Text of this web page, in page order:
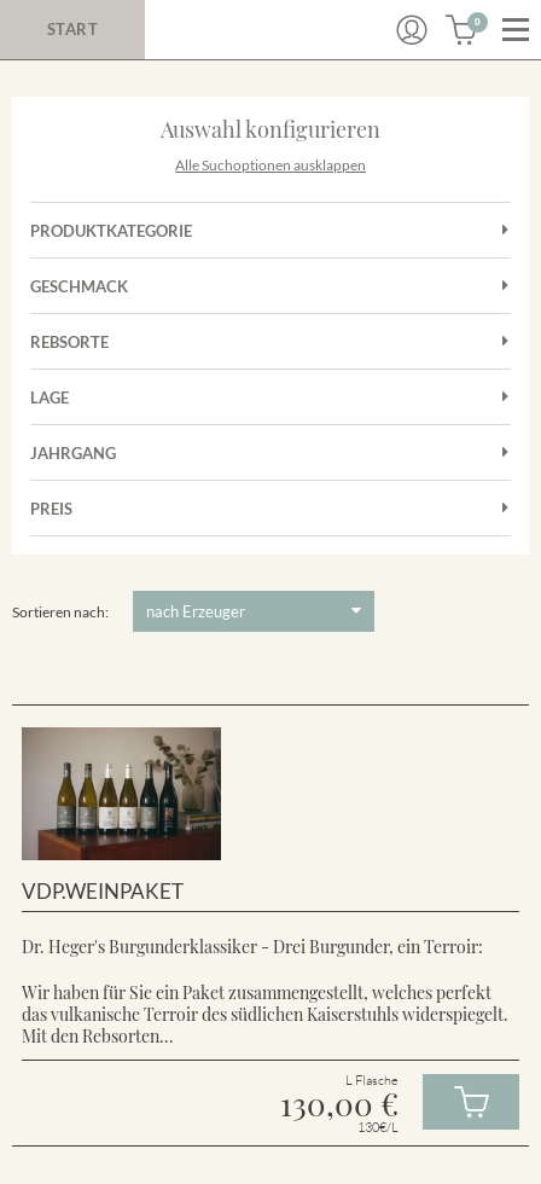
START 0
Auswahl konfigurieren
Alle Suchoptionen ausklappen
PRODUKTKATEGORIE
Cuvées
Rosé
Sekt
GESCHMACK
Trocken
REBSORTE
Auxerrois
Cuvée
Grauburgunder
LAGE
Achkarrer Schlossberg
Merdinger Bühl
Vorderer Winklerberg
JAHRGANG
PREIS
Sortieren nach:
VDP.WEINPAKET
Dr. Heger's Burgunderklassiker - Drei Burgunder, ein Terroir:
Wir haben für Sie ein Paket zusammengestellt, welches perfekt
das vulkanische Terroir des südlichen Kaiserstuhls widerspiegelt.
Mit den Rebsorten...
L Flasche
130,00 €
130€/L